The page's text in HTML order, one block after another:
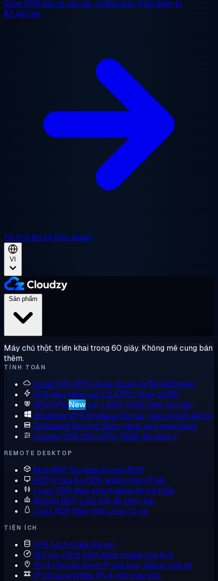
Giảm 50% tất cả các gói, có thời hạn. Khởi điểm từ
$2.48/mo
Hỗ trợLiên hệ kinh doanh
VI
Máy chủ thật, triển khai trong 60 giây. Không mê cung bán
thêm.
TÍNH TOÁN
Cloud VPS EPYC dùng chung, từ $2,48/tháng
VPS hiệu năng cao Lõi EPYC riêng, DDR5
GPU VPS New L4, L40S, H100 theo yêu cầu
Windows VPS Windows Server, toàn quyền admin
Dedicated Servers Bare metal một người thuê
Custom VPS Chọn CPU, RAM, đĩa theo ý
REMOTE DESKTOP
Mua RDP So sánh mọi gói RDP
RDP ở Hoa Kỳ RDP admin trên IP Mỹ
Forex RDP Máy tính trading độ trễ thấp
Botting RDP Luôn bật để chạy bot
Linux RDP Máy tính Linux, từ xa
TIỆN ÍCH
VPS lưu trữGói đĩa lớn
ISO tùy chỉnh Khởi động image của bạn
IPv4 Chuyên dụng IP của bạn, không chia sẻ
IP bổ sung Nhiều IPv4 mỗi máy chủ